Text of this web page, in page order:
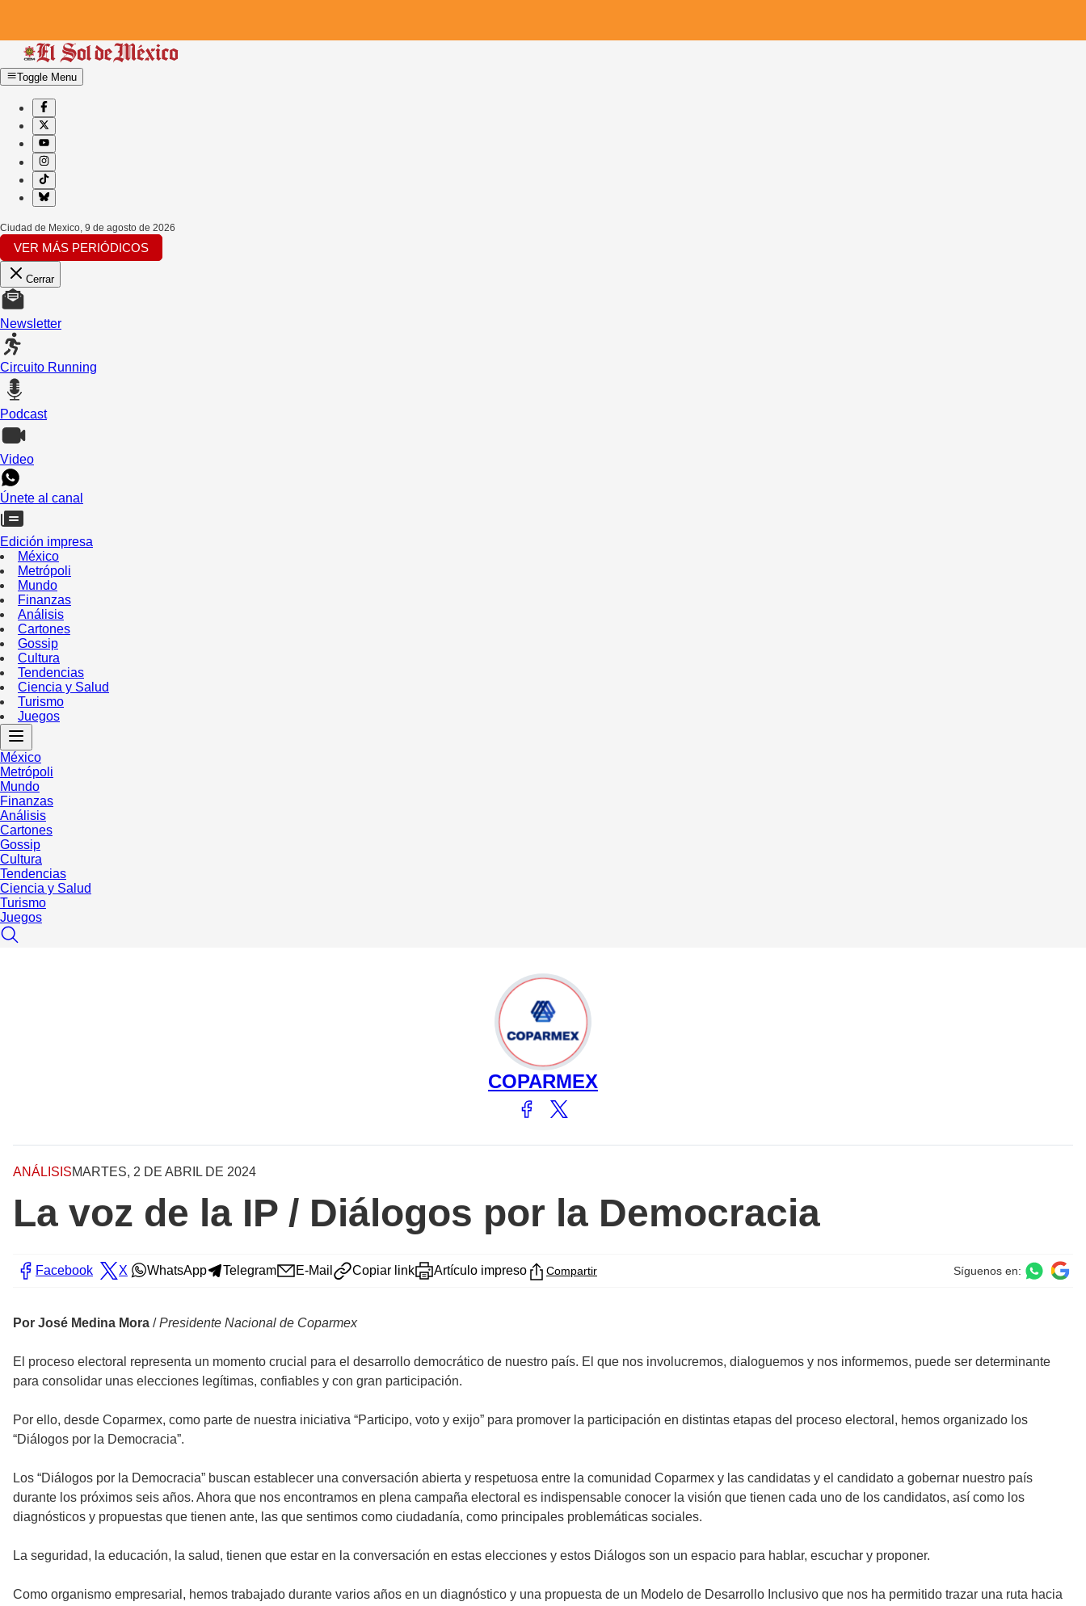
Toggle Menu
Ciudad de Mexico, 9 de agosto de 2026
VER MÁS PERIÓDICOS
Cerrar
Newsletter
Circuito Running
Podcast
Video
Únete al canal
Edición impresa
México
Metrópoli
Mundo
Finanzas
Análisis
Cartones
Gossip
Cultura
Tendencias
Ciencia y Salud
Turismo
Juegos
México
Metrópoli
Mundo
Finanzas
Análisis
Cartones
Gossip
Cultura
Tendencias
Ciencia y Salud
Turismo
Juegos
COPARMEX
ANÁLISISMARTES, 2 DE ABRIL DE 2024
La voz de la IP / Diálogos por la Democracia
Facebook X WhatsApp Telegram E-Mail Copiar link Artículo impreso Compartir Síguenos en:
Por José Medina Mora /Presidente Nacional de Coparmex
El proceso electoral representa un momento crucial para el desarrollo democrático de nuestro país. El que nos involucremos, dialoguemos y nos informemos, puede ser determinante
para consolidar unas elecciones legítimas, confiables y con gran participación.
Por ello, desde Coparmex, como parte de nuestra iniciativa “Participo, voto y exijo” para promover la participación en distintas etapas del proceso electoral, hemos organizado los
“Diálogos por la Democracia”.
Los “Diálogos por la Democracia” buscan establecer una conversación abierta y respetuosa entre la comunidad Coparmex y las candidatas y el candidato a gobernar nuestro país
durante los próximos seis años. Ahora que nos encontramos en plena campaña electoral es indispensable conocer la visión que tienen cada uno de los candidatos, así como los
diagnósticos y propuestas que tienen ante, las que sentimos como ciudadanía, como principales problemáticas sociales.
La seguridad, la educación, la salud, tienen que estar en la conversación en estas elecciones y estos Diálogos son un espacio para hablar, escuchar y proponer.
Como organismo empresarial, hemos trabajado durante varios años en un diagnóstico y una propuesta de un Modelo de Desarrollo Inclusivo que nos ha permitido trazar una ruta hacia